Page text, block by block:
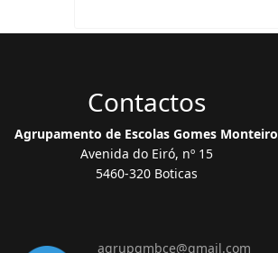
Contactos
Agrupamento de Escolas Gomes Monteiro
Avenida do Eiró, nº 15
5460-320 Boticas
agrupgmbce@gmail.com